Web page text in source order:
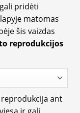
pridėti
matomas
šis vaizdas
reprodukcijos
ant